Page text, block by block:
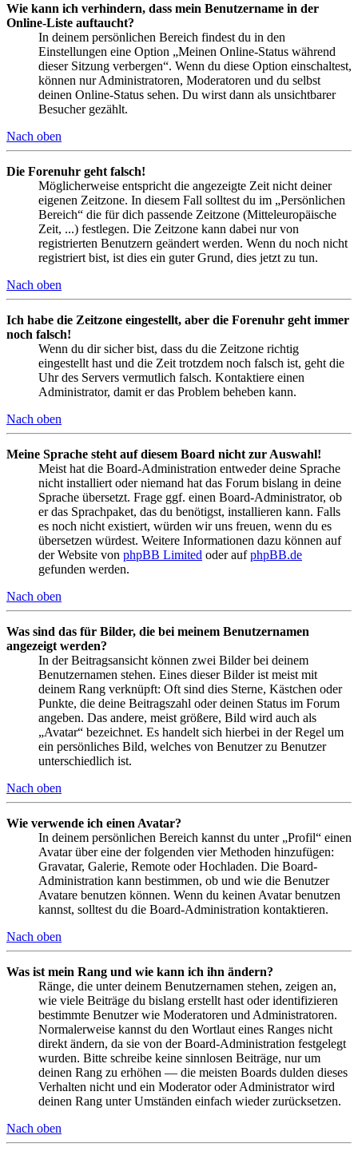
Wie kann ich verhindern, dass mein Benutzername in der
Online-Liste auftaucht?
In deinem persönlichen Bereich findest du in den
Einstellungen eine Option „Meinen Online-Status während
dieser Sitzung verbergen“. Wenn du diese Option einschaltest,
können nur Administratoren, Moderatoren und du selbst
deinen Online-Status sehen. Du wirst dann als unsichtbarer
Besucher gezählt.
Nach oben
Die Forenuhr geht falsch!
Möglicherweise entspricht die angezeigte Zeit nicht deiner
eigenen Zeitzone. In diesem Fall solltest du im „Persönlichen
Bereich“ die für dich passende Zeitzone (Mitteleuropäische
Zeit, ...) festlegen. Die Zeitzone kann dabei nur von
registrierten Benutzern geändert werden. Wenn du noch nicht
registriert bist, ist dies ein guter Grund, dies jetzt zu tun.
Nach oben
Ich habe die Zeitzone eingestellt, aber die Forenuhr geht immer
noch falsch!
Wenn du dir sicher bist, dass du die Zeitzone richtig
eingestellt hast und die Zeit trotzdem noch falsch ist, geht die
Uhr des Servers vermutlich falsch. Kontaktiere einen
Administrator, damit er das Problem beheben kann.
Nach oben
Meine Sprache steht auf diesem Board nicht zur Auswahl!
Meist hat die Board-Administration entweder deine Sprache
nicht installiert oder niemand hat das Forum bislang in deine
Sprache übersetzt. Frage ggf. einen Board-Administrator, ob
er das Sprachpaket, das du benötigst, installieren kann. Falls
es noch nicht existiert, würden wir uns freuen, wenn du es
übersetzen würdest. Weitere Informationen dazu können auf
der Website von phpBB Limited oder aufphpBB.de
gefunden werden.
Nach oben
Was sind das für Bilder, die bei meinem Benutzernamen
angezeigt werden?
In der Beitragsansicht können zwei Bilder bei deinem
Benutzernamen stehen. Eines dieser Bilder ist meist mit
deinem Rang verknüpft: Oft sind dies Sterne, Kästchen oder
Punkte, die deine Beitragszahl oder deinen Status im Forum
angeben. Das andere, meist größere, Bild wird auch als
„Avatar“ bezeichnet. Es handelt sich hierbei in der Regel um
ein persönliches Bild, welches von Benutzer zu Benutzer
unterschiedlich ist.
Nach oben
Wie verwende ich einen Avatar?
In deinem persönlichen Bereich kannst du unter „Profil“ einen
Avatar über eine der folgenden vier Methoden hinzufügen:
Gravatar, Galerie, Remote oder Hochladen. Die Board-
Administration kann bestimmen, ob und wie die Benutzer
Avatare benutzen können. Wenn du keinen Avatar benutzen
kannst, solltest du die Board-Administration kontaktieren.
Nach oben
Was ist mein Rang und wie kann ich ihn ändern?
Ränge, die unter deinem Benutzernamen stehen, zeigen an,
wie viele Beiträge du bislang erstellt hast oder identifizieren
bestimmte Benutzer wie Moderatoren und Administratoren.
Normalerweise kannst du den Wortlaut eines Ranges nicht
direkt ändern, da sie von der Board-Administration festgelegt
wurden. Bitte schreibe keine sinnlosen Beiträge, nur um
deinen Rang zu erhöhen — die meisten Boards dulden dieses
Verhalten nicht und ein Moderator oder Administrator wird
deinen Rang unter Umständen einfach wieder zurücksetzen.
Nach oben